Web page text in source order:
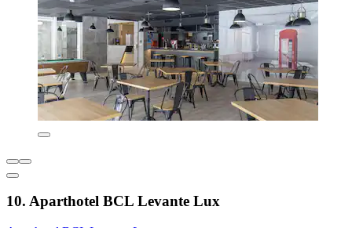
10. Aparthotel BCL Levante Lux